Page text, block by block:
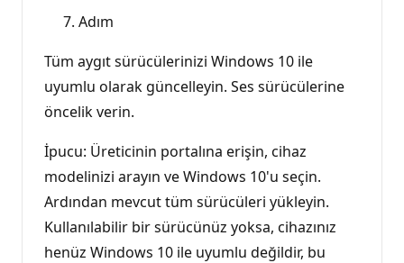
Adım
Tüm aygıt sürücülerinizi Windows 10 ile
uyumlu olarak güncelleyin. Ses sürücülerine
öncelik verin.
İpucu: Üreticinin portalına erişin, cihaz
modelinizi arayın ve Windows 10'u seçin.
Ardından mevcut tüm sürücüleri yükleyin.
Kullanılabilir bir sürücünüz yoksa, cihazınız
henüz Windows 10 ile uyumlu değildir, bu